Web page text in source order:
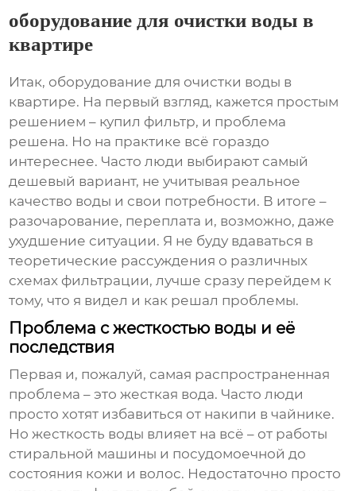
оборудование для очистки воды в
квартире
Итак, оборудование для очистки воды в
квартире. На первый взгляд, кажется простым
решением – купил фильтр, и проблема
решена. Но на практике всё гораздо
интереснее. Часто люди выбирают самый
дешевый вариант, не учитывая реальное
качество воды и свои потребности. В итоге –
разочарование, переплата и, возможно, даже
ухудшение ситуации. Я не буду вдаваться в
теоретические рассуждения о различных
схемах фильтрации, лучше сразу перейдем к
тому, что я видел и как решал проблемы.
Проблема с жесткостью воды и её
последствия
Первая и, пожалуй, самая распространенная
проблема – это жесткая вода. Часто люди
просто хотят избавиться от накипи в чайнике.
Но жесткость воды влияет на всё – от работы
стиральной машины и посудомоечной до
состояния кожи и волос. Недостаточно просто